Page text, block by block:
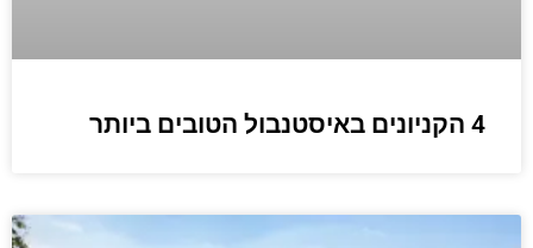
4 הקניונים באיסטנבול הטובים ביותר